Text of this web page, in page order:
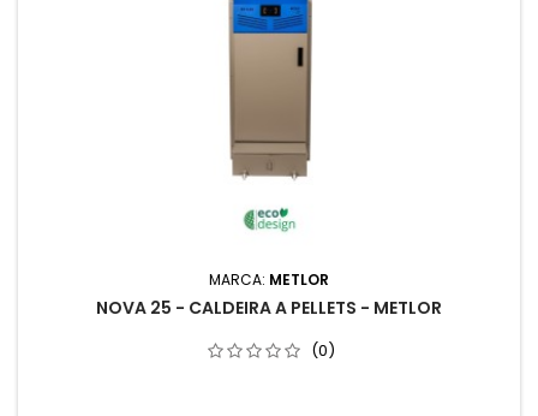
MARCA: METLOR
NOVA 25 - CALDEIRA A PELLETS - METLOR
(0)